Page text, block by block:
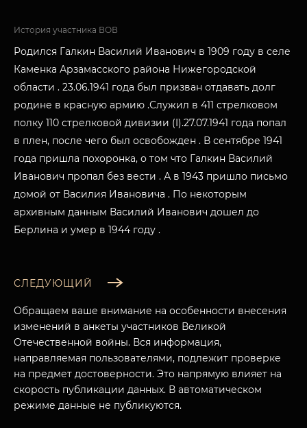
МУЗЕЙНЫЙ КОМПЛЕКС
ПОСЕТИТЕЛЯМ
О НАС
НАЗАД
История участника ВОВ
Родился Галкин Василий Иванович в 1909 году в селе
Каменка Арзамасского района Нижегородской
области . 23.06.1941 года был призван отдавать долг
родине в красную армию .Служил в 411 стрелковом
полку 110 стрелковой дивизии (I).27.07.1941 года попал
в плен, после чего был освобожден . В сентябре 1941
года пришла похоронка, о том что Галкин Василий
Иванович пропал без вести . А в 1943 пришло письмо
домой от Василия Ивановича . По некоторым
архивным данным Василий Иванович дошел до
Берлина и умер в 1944 году .
СЛЕДУЮЩИЙ
Обращаем ваше внимание на особенности внесения
изменений в анкеты участников Великой
Отечественной войны. Вся информация,
направляемая пользователями, подлежит проверке
на предмет достоверности. Это напрямую влияет на
скорость публикации данных. В автоматическом
режиме данные не публикуются.